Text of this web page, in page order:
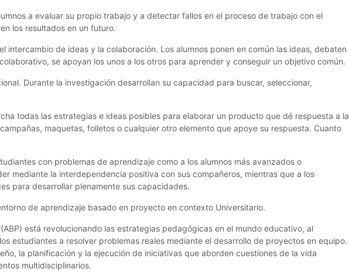
a evaluar su propio trabajo y a detectar fallos en el proceso de trabajo con el
los resultados en un futuro.
intercambio de ideas y la colaboración. Los alumnos ponen en común las ideas, debaten
se apoyan los unos a los otros para aprender y conseguir un objetivo común.
Durante la investigación desarrollan su capacidad para buscar, seleccionar,
todas las estrategias e ideas posibles para elaborar un producto que dé respuesta a la
maquetas, folletos o cualquier otro elemento que apoye su respuesta. Cuanto
con problemas de aprendizaje como a los alumnos más avanzados o
mediante la interdependencia positiva con sus compañeros, mientras que a los
para desarrollar plenamente sus capacidades.
de aprendizaje basado en proyecto en contexto Universitario.
está revolucionando las estrategias pedagógicas en el mundo educativo, al
estudiantes a resolver problemas reales mediante el desarrollo de proyectos en equipo.
la planificación y la ejecución de iniciativas que aborden cuestiones de la vida
multidisciplinarios.